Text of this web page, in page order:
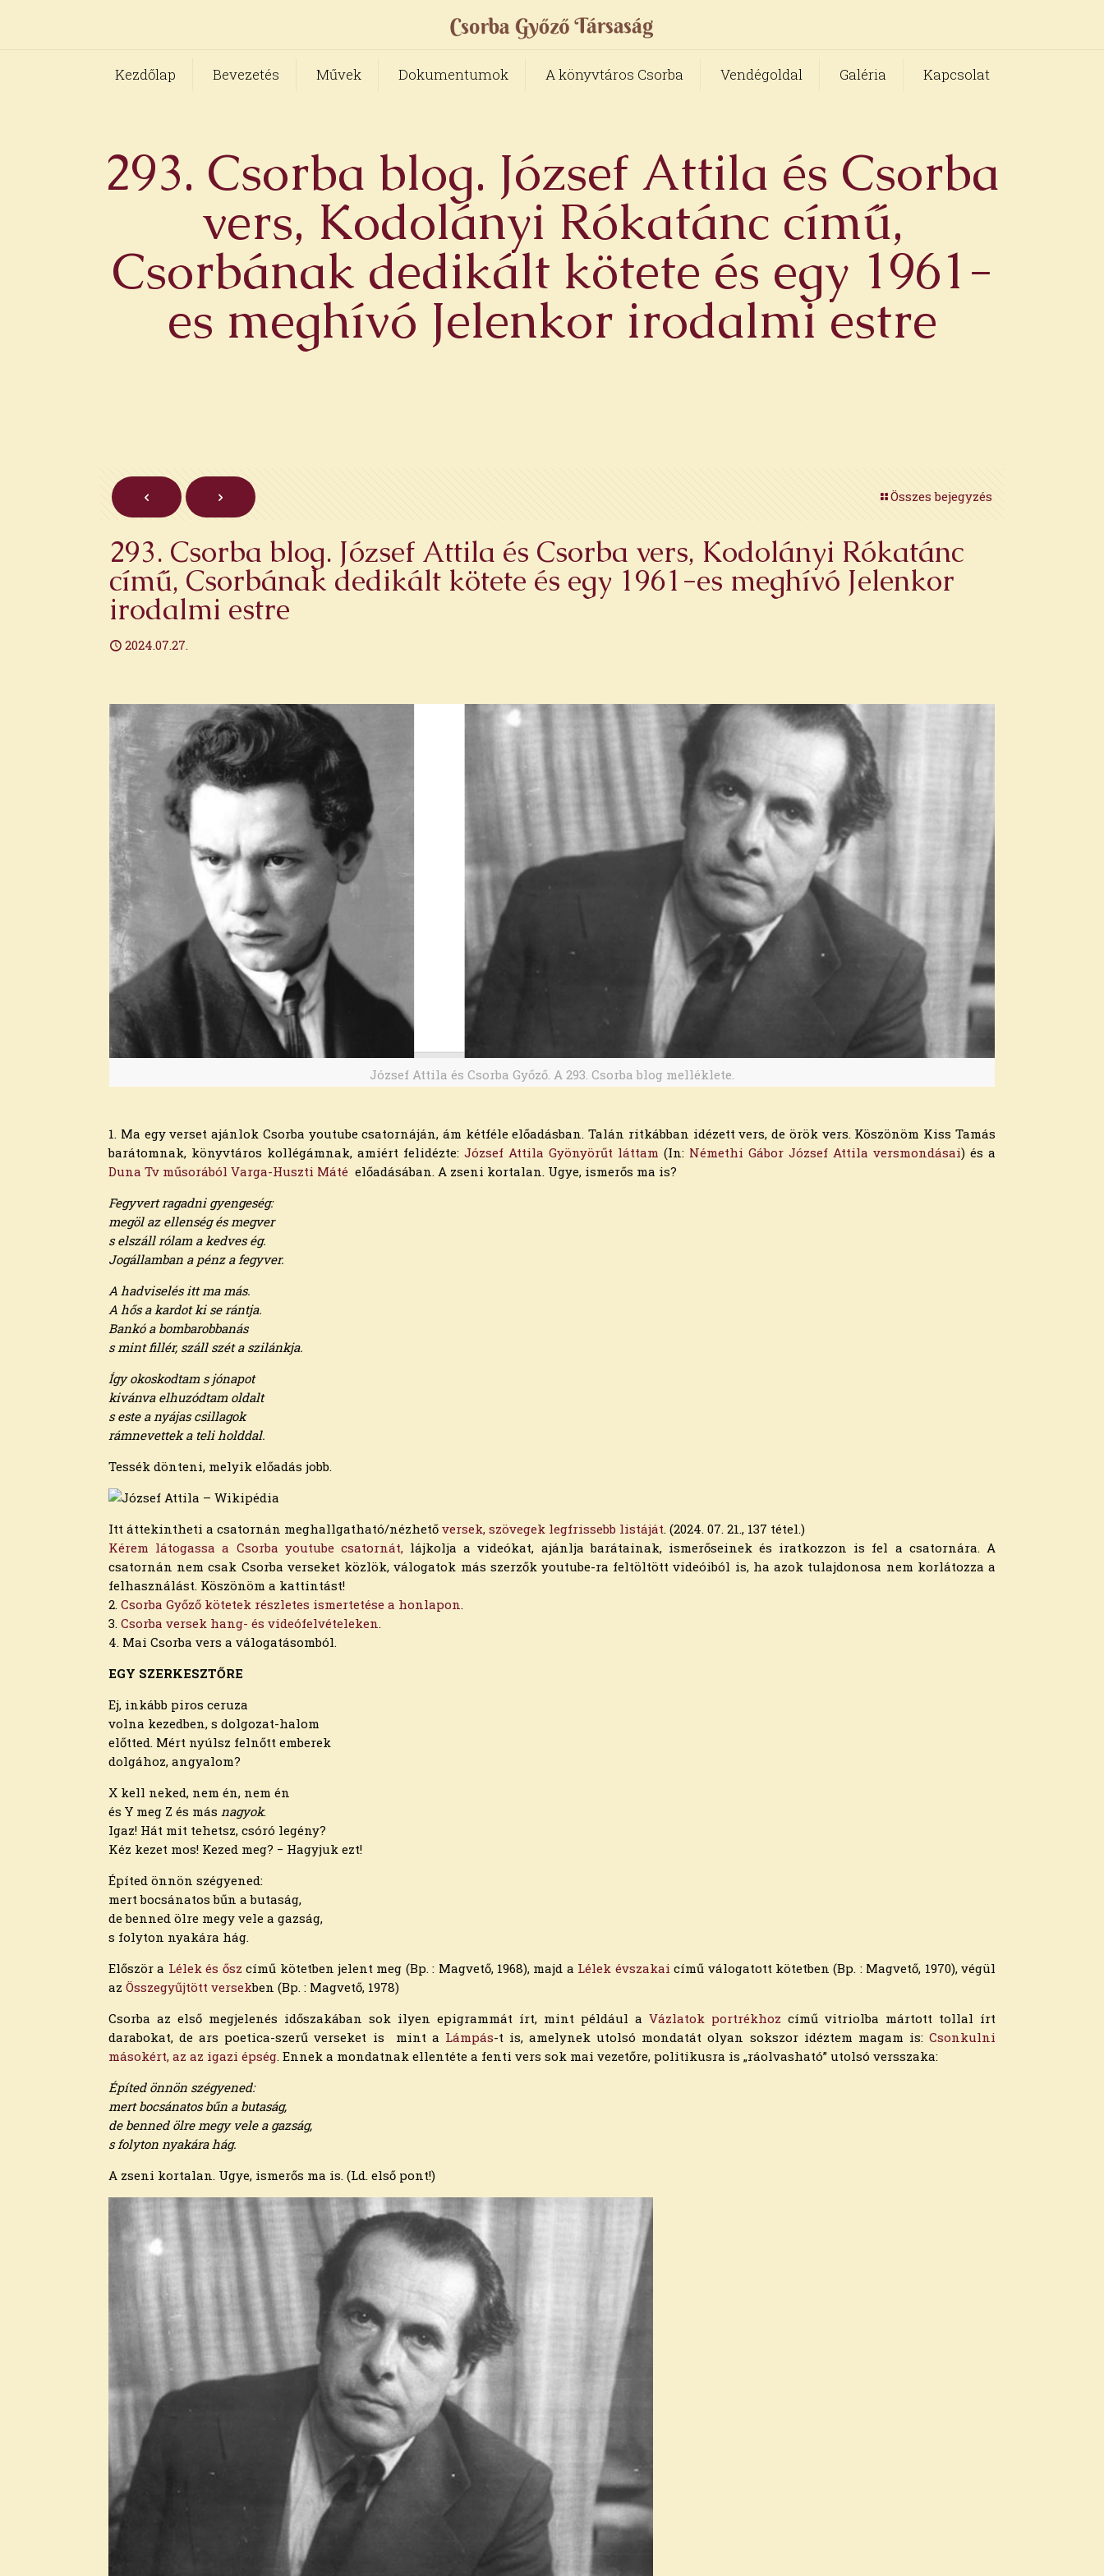
Kezdőlap Bevezetés Művek Dokumentumok A könyvtáros Csorba Vendégoldal Galéria Kapcsolat
293. Csorba blog. József Attila és Csorba
vers, Kodolányi Rókatánc című,
Csorbának dedikált kötete és egy 1961-
es meghívó Jelenkor irodalmi estre
Összes bejegyzés
293. Csorba blog. József Attila és Csorba vers, Kodolányi Rókatánc
című, Csorbának dedikált kötete és egy 1961-es meghívó Jelenkor
irodalmi estre
2024.07.27.
József Attila és Csorba Győző. A 293. Csorba blog melléklete.
1. Ma egy verset ajánlok Csorba youtube csatornáján, ám kétféle előadásban. Talán ritkábban idézett vers, de örök vers. Köszönöm Kiss Tamás
barátomnak, könyvtáros kollégámnak, amiért felidézte:József Attila Gyönyörűt láttam (In: Némethi Gábor József Attila versmondásai) és a
Duna Tv műsorából Varga-Huszti Máté előadásában. A zseni kortalan. Ugye, ismerős ma is?
Fegyvert ragadni gyengeség:
megöl az ellenség és megver
s elszáll rólam a kedves ég.
Jogállamban a pénz a fegyver.
A hadviselés itt ma más.
A hős a kardot ki se rántja.
Bankó a bombarobbanás
s mint fillér, száll szét a szilánkja.
Így okoskodtam s jónapot
kivánva elhuzódtam oldalt
s este a nyájas csillagok
rámnevettek a teli holddal.
Tessék dönteni, melyik előadás jobb.
Itt áttekintheti a csatornán meghallgatható/nézhetőversek, szövegek legfrissebb listáját. (2024. 07. 21., 137 tétel.)
Kérem látogassa a Csorba youtube csatornát,lájkolja a videókat, ajánlja barátainak, ismerőseinek és iratkozzon is fel a csatornára. A
csatornán nem csak Csorba verseket közlök, válogatok más szerzők youtube-ra feltöltött videóiból is, ha azok tulajdonosa nem korlátozza a
felhasználást. Köszönöm a kattintást!
2.Csorba Győző kötetek részletes ismertetése a honlapon.
3.Csorba versek hang- és videófelvételeken.
4. Mai Csorba vers a válogatásomból.
EGY SZERKESZTŐRE
Ej, inkább piros ceruza
volna kezedben, s dolgozat-halom
előtted. Mért nyúlsz felnőtt emberek
dolgához, angyalom?
X kell neked, nem én, nem én
és Y meg Z és másnagyok.
Igaz! Hát mit tehetsz, csóró legény?
Kéz kezet mos! Kezed meg? − Hagyjuk ezt!
Építed önnön szégyened:
mert bocsánatos bűn a butaság,
de benned ölre megy vele a gazság,
s folyton nyakára hág.
Először a Lélek és ősz című kötetben jelent meg (Bp. : Magvető, 1968), majd a Lélek évszakai című válogatott kötetben (Bp. : Magvető, 1970), végül
azÖsszegyűjtött versekben (Bp. : Magvető, 1978)
Csorba az első megjelenés időszakában sok ilyen epigrammát írt, mint például a Vázlatok portrékhoz című vitriolba mártott tollal írt
darabokat, de ars poetica-szerű verseket is mint a Lámpás-t is, amelynek utolsó mondatát olyan sokszor idéztem magam is: Csonkulni
másokért, az az igazi épség. Ennek a mondatnak ellentéte a fenti vers sok mai vezetőre, politikusra is „ráolvasható” utolsó versszaka:
Építed önnön szégyened:
mert bocsánatos bűn a butaság,
de benned ölre megy vele a gazság,
s folyton nyakára hág.
A zseni kortalan. Ugye, ismerős ma is. (Ld. első pont!)
Archívum
2026. augusztus
2026. július
2026. június
2026. április
2026. január
2025. december
2025. november
2025. október
2025. szeptember
2025. augusztus
2025. július
2025. május
2025. április
2025. március
2025. február
2025. január
2024. december
2024. november
2024. október
2024. szeptember
2024. augusztus
2024. június
2024. május
2024. április
2024. március
2024. február
2024. január
2023. december
2023. november
2023. szeptember
2023. július
2023. június
2023. május
2023. április
2023. március
2023. február
2023. január
2022. december
2022. október
2022. augusztus
2022. július
2022. június
2022. április
2022. március
2022. február
2022. január
2021. december
2021. október
2021. szeptember
2021. augusztus
2021. július
2021. május
2021. április
2021. március
2021. február
2021. január
2020. december
2020. november
2020. október
2020. szeptember
2020. július
2020. június
2020. május
2020. április
2020. március
2020. február
2020. január
2019. december
2019. november